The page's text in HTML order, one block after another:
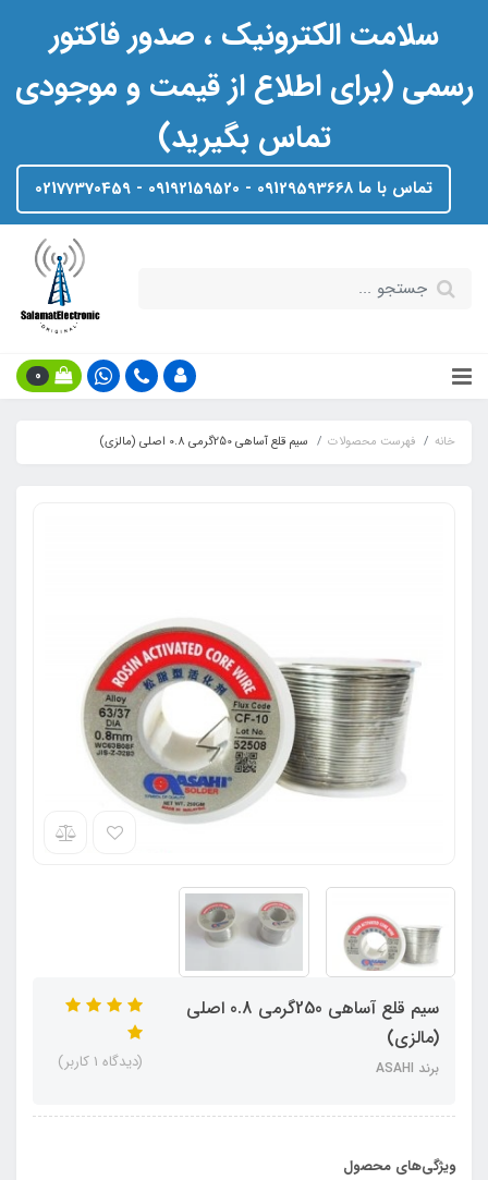
سلامت الکترونیک ، صدور فاکتور
رسمی (برای اطلاع از قیمت و موجودی
تماس بگیرید)
تماس با ما 09129593668 - 09192159520 - 02177370459
0
خانه فهرست محصولات سیم قلع آساهی 250گرمی 0.8 اصلی (مالزی)
سیم قلع آساهی 250گرمی 0.8 اصلی
(مالزی)
برند ASAHI (دیدگاه 1 کاربر)
ویژگی‌های محصول